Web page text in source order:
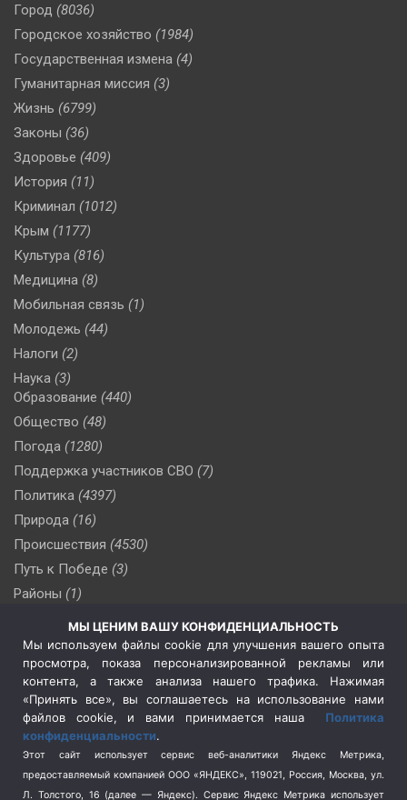
Город (8036)
Городское хозяйство (1984)
Государственная измена (4)
Гуманитарная миссия (3)
Жизнь (6799)
Законы (36)
Здоровье (409)
История (11)
Криминал (1012)
Крым (1177)
Культура (816)
Медицина (8)
Мобильная связь (1)
Молодежь (44)
Налоги (2)
Наука (3)
Образование (440)
Общество (48)
Погода (1280)
Поддержка участников СВО (7)
Политика (4397)
Природа (16)
Происшествия (4530)
Путь к Победе (3)
Районы (1)
(510)
Сельское хозяйство (3)
Социальная политика
(3)
Спецоперация в Украине
Спецоперация на Украине
(404)
Спорт (740)
Терроризм (1)
МЫ ЦЕНИМ ВАШУ КОНФИДЕНЦИАЛЬНОСТЬ
Мы используем файлы cookie для улучшения вашего опыта
просмотра, показа персонализированной рекламы или
контента, а также анализа нашего трафика. Нажимая
«Принять все», вы соглашаетесь на использование нами
файлов cookie, и вами принимается наша Политика
конфиденциальности.
Этот сайт использует сервис веб-аналитики Яндекс Метрика,
предоставляемый компанией ООО «ЯНДЕКС», 119021, Россия, Москва, ул.
Л. Толстого, 16 (далее — Яндекс). Сервис Яндекс Метрика использует